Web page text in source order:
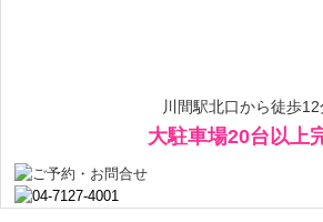
川間駅北口から徒歩12
大駐車場20台以上